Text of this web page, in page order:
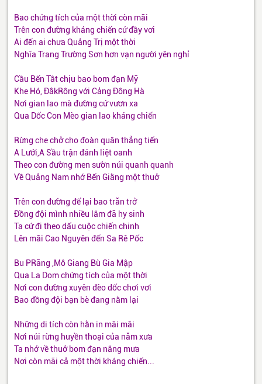
Bao chứng tích của một thời còn mãi
Trên con đường kháng chiến cứ đầy vơi
Ai đến ai chưa Quảng Trị một thời
Nghĩa Trang Trường Sơn hơn vạn người yên nghỉ
Cầu Bến Tắt chịu bao bom đạn Mỹ
Khe Hó, ĐắkRông với Cảng Đông Hà
Nơi gian lao mà đường cứ vươn xa
Qua Dốc Con Mèo gian lao kháng chiến
Rừng che chở cho đoàn quân thẳng tiến
A Lưới,A Sầu trận đánh liệt oanh
Theo con đường men sườn núi quanh quanh
Về Quảng Nam nhớ Bến Giằng một thuở
Trên con đường để lại bao trăn trở
Đồng đội mình nhiều lắm đã hy sinh
Ta cứ đi theo dấu cuộc chiến chinh
Lên mãi Cao Nguyên đến Sa Rê Pốc
Bu PRăng ,Mô Giang Bù Gia Mập
Qua La Dom chứng tích của một thời
Nơi con đường xuyên đèo dốc chơi vơi
Bao đồng đội bạn bè đang nằm lại
Những di tích còn hằn in mãi mãi
Nơi núi rừng huyền thoại của năm xưa
Ta nhớ về thuở bom đạn nắng mưa
Nơi còn mãi cả một thời kháng chiến...